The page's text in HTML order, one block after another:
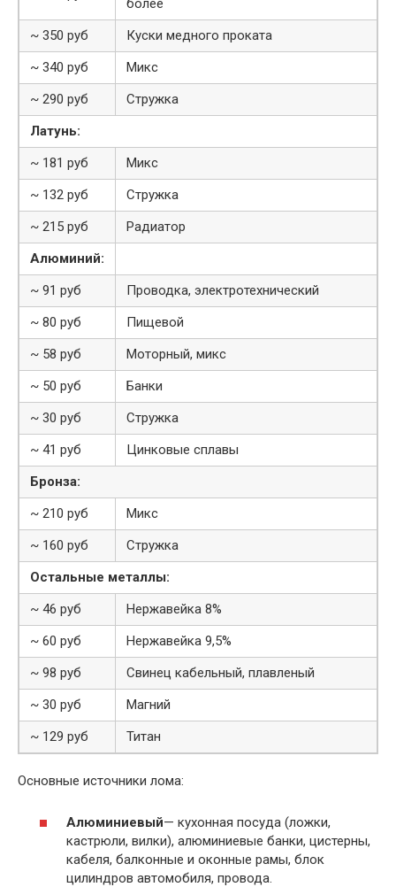
более
~ 350 руб
Куски медного проката
~ 340 руб
Микс
~ 290 руб
Стружка
Латунь:
~ 181 руб
Микс
~ 132 руб
Стружка
~ 215 руб
Радиатор
Алюминий:
~ 91 руб
Проводка, электротехнический
~ 80 руб
Пищевой
~ 58 руб
Моторный, микс
~ 50 руб
Банки
~ 30 руб
Стружка
~ 41 руб
Цинковые сплавы
Бронза:
~ 210 руб
Микс
~ 160 руб
Стружка
Остальные металлы:
~ 46 руб
Нержавейка 8%
~ 60 руб
Нержавейка 9,5%
~ 98 руб
Свинец кабельный, плавленый
~ 30 руб
Магний
~ 129 руб
Титан
Основные источники лома:
Алюминиевый— кухонная посуда (ложки,
кастрюли, вилки), алюминиевые банки, цистерны,
кабеля, балконные и оконные рамы, блок
цилиндров автомобиля, провода.